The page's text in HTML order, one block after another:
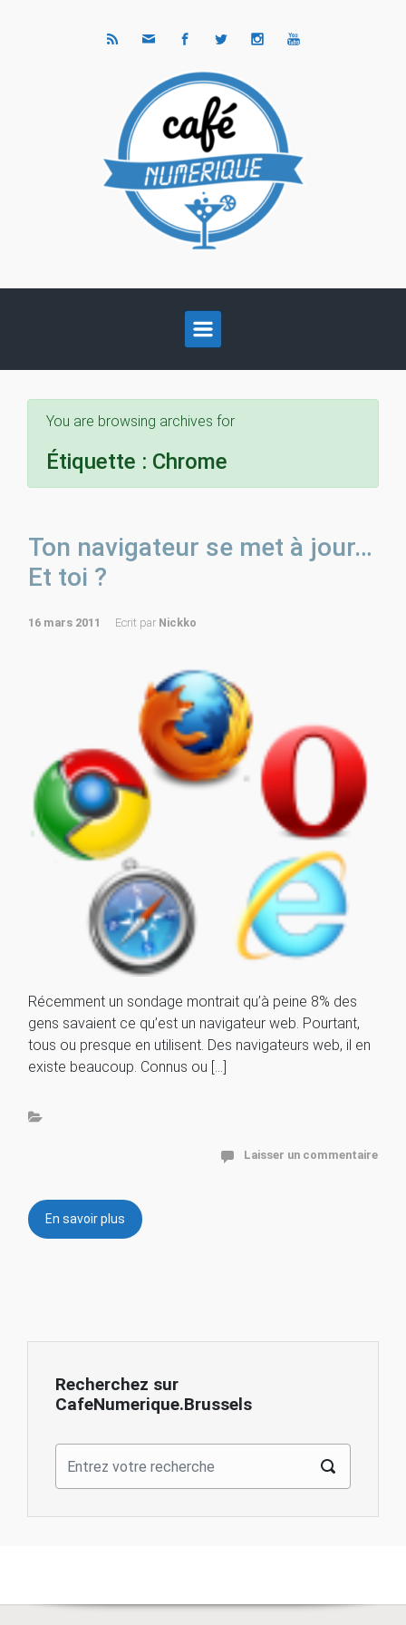
You are browsing archives for
Étiquette : Chrome
Ton navigateur se met à jour…
Et toi ?
16 mars 2011 Ecrit par Nickko
Récemment un sondage montrait qu’à peine 8% des
gens savaient ce qu’est un navigateur web. Pourtant,
tous ou presque en utilisent. Des navigateurs web, il en
existe beaucoup. Connus ou […]
Laisser un commentaire
En savoir plus
Recherchez sur
CafeNumerique.Brussels